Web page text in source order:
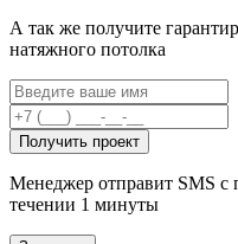
А так же получите
натяжного потолка
Получить проект
Менеджер отправит SMS с
течении 1 минуты